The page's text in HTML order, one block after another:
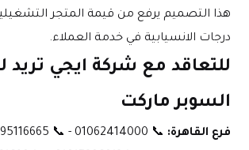
درجات الانسيابية في خدمة العملاء.
السوبر ماركت
فرع القاهرة: 📞 01062414000 - 📞 01095116665